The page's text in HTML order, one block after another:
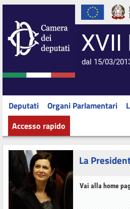
XVII
dal 15/03/
Deputati Organi Parlamentari
Accesso rapido
La
Vai alla home